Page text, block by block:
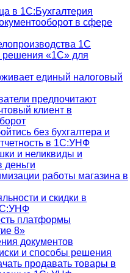
в 1С:Бухгалтерия
в сфере
1C
решения «1С» для
единый налоговый
предпочитают
клиент в
без бухгалтера и
в 1С:УНФ
и неликвиды и
деньги
работы магазина в
и скидки в
платформы
8»
документов
и способы решения
продавать товары в